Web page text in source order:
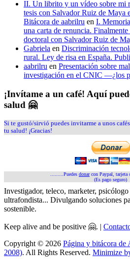
II. Un librito y un vídeo sobre mi
tesis con Salvador Ruiz de Maya
Bitácora de aabrilru en I.
una carta de renuncia.
doctoral con Salvador Ruiz de
Gabriela en Discriminación
rural. Ley de risa en España.
aabrilru en Presentación sobre
investigación en el CNIC —¿los
¡Invítame a un café! Aquí
salud 🤗
Si te gustó/sirvió puedes invitarme a unos cafés
tu salud! ¡Gracias!
.........Puedes donarcon Paypal, tarjeta
(Es pago seguro)
Investigador, teleco, marketer,
ultrafondista... Divulgando soluciones
sostenible.
Keep alive and be positive 🤗. |
Copyright © 2026 Página y bitácora
2008). All Rights Reserved. Minimize